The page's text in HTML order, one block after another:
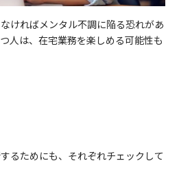
ければメンタル不調に陥る恐れがあ
人は、在宅業務を楽しめる可能性も
るためにも、それぞれチェックして